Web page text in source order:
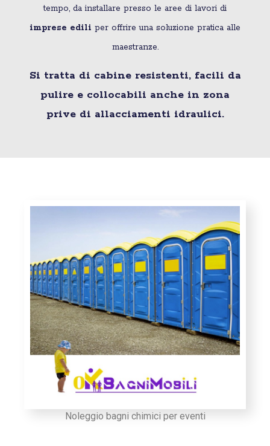
tempo, da installare presso le aree di lavori di
imprese edili per offrire una soluzione pratica alle
maestranze.
Si tratta di cabine resistenti, facili da
pulire e collocabili anche in zona
prive di allacciamenti idraulici.
Noleggio bagni chimici per eventi